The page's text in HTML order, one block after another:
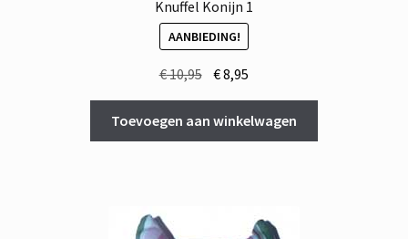
Knuffel Konijn 1
AANBIEDING!
€10,95 Oorspronkelijke
was:
€ 10,95.
€8,95
is:
€ 8,95.
Toevoegen aan winkelwagen